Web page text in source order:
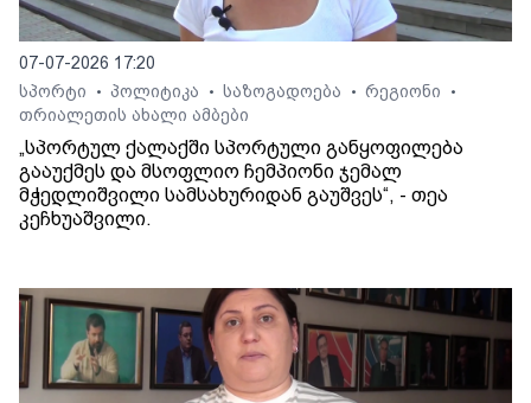
07-07-2026 17:20
სპორტი
• პოლიტიკა • საზოგადოება • რეგიონი •
თრიალეთის ახალი ამბები
„სპორტულ ქალაქში სპორტული განყოფილება
გააუქმეს და მსოფლიო ჩემპიონი ჯემალ
მჭედლიშვილი სამსახურიდან გაუშვეს“, - თეა
კეჩხუაშვილი.